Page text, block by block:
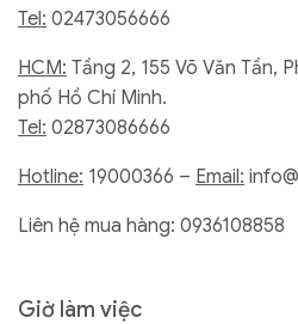
Tel: 02473056666
HCM: Tầng 2, 155 Võ Văn Tần,
phố Hồ Chí Minh.
Tel: 02873086666
Hotline: 19000366 – Email:
Liên hệ mua hàng: 0936108858
Giờ làm việc